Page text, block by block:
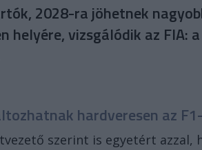
2028-ra jöhetnek
helyére, vizsgálódik az FIA:
hardveresen az
szerint is egyetért azzal,